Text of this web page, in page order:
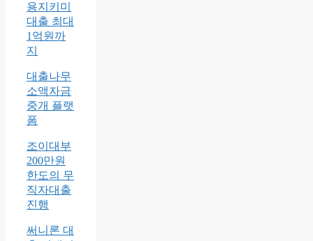
용지키미
대출 최대
1억원까
지
대출나무
소액자금
중개 플랫
폼
조이대부
200만원
한도의 무
직자대출
진행
써니론 대